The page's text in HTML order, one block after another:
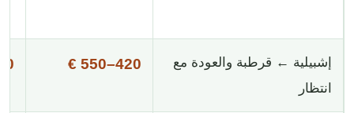
إشبيلية ← قرطبة والعودة مع
انتظار
420–550 €
€